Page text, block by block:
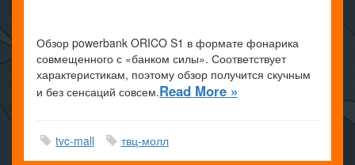
Обзор powerbank ORICO S1 в формате фонарика
совмещенного с «банком силы». Соответствует
характеристикам, поэтому обзор получится скучным
и без сенсаций совсем.Read More »
tvc-mall твц-молл